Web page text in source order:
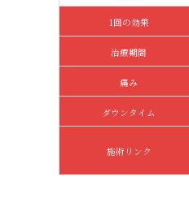
1回の効果
治療期間
痛み
ダウンタイム
施術リンク